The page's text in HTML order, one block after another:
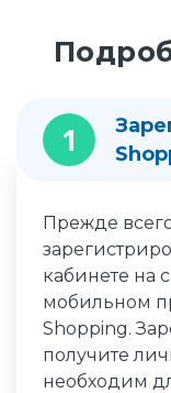
1
Прежде
кабинете на
мобильном
Shopping.
получите
необходим